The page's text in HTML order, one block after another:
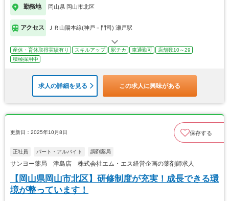
勤務地 岡山県 岡山市北区
アクセス ＪＲ山陽本線(神戸－門司) 瀬戸駅
産休・育休取得実績有り スキルアップ 駅チカ 車通勤可
店舗数10～29
積極採用中
求人の詳細を見る この求人に興味がある
更新日：2025年10月8日 保存する
正社員 パート・アルバイト 調剤薬局
サンヨー薬局 津島店 株式会社エム・エス経営企画の薬剤師求人
【岡山県岡山市北区】研修制度が充実！成長できる環
境が整っています！